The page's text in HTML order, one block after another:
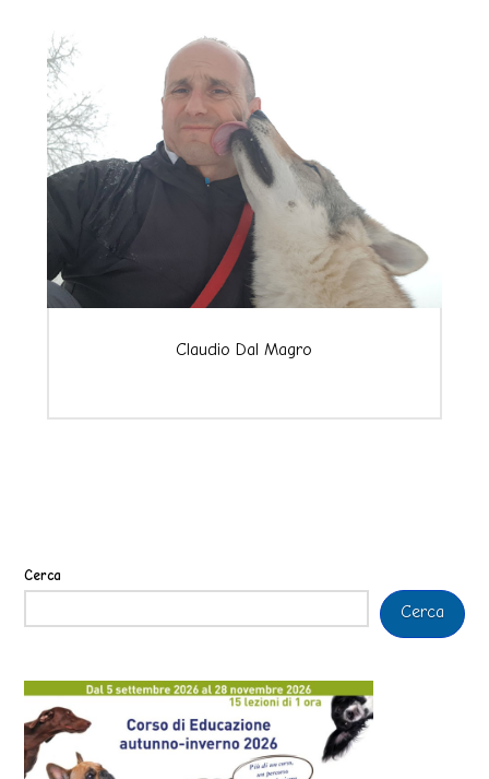
Claudio Dal Magro
Cerca
Cerca